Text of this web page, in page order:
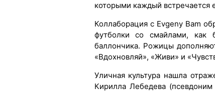
которыми каждый встречается
Коллаборация с Evgeny Bam
футболки со смайлами, как
баллончика. Рожицы
«Вдохновляй», «Живи» и
Уличная культура нашла
Кирилла Лебедева